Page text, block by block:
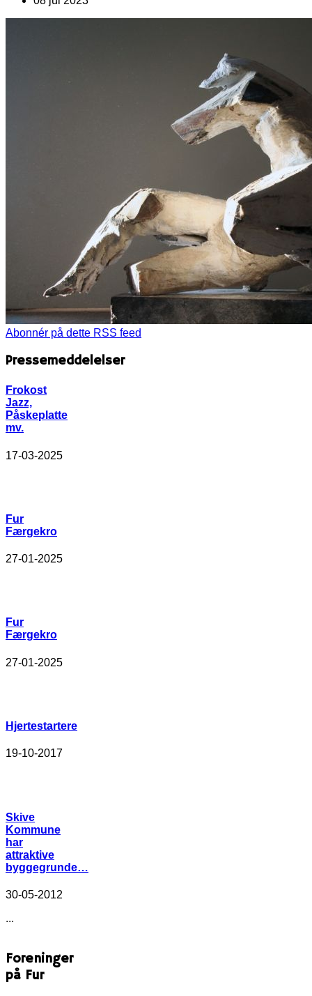
Abonnér på dette RSS feed
Pressemeddelelser
Frokost
Jazz,
Påskeplatte
mv.
17-03-2025
Fur
Færgekro
27-01-2025
Fur
Færgekro
27-01-2025
Hjertestartere
19-10-2017
Skive
Kommune
har
attraktive
byggegrunde…
30-05-2012
...
Foreninger
på Fur